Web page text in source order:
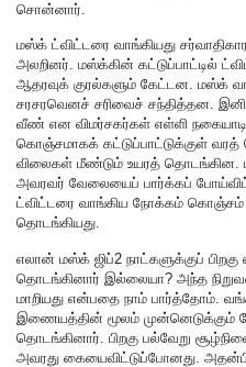
சொன்னார்.
மஸ்க் ட்விட்டரை வாங்கியது
அலறினர். மஸ்க்கின் கட்டுப்பாட்டில்
ஆதரவுக் குரல்களும் கேட்டன. மஸ்க்
சரசரவெனச் சரிவைச் சந்தித்தன.
வீண் என விமர்சகர்கள் எள்ளி
கொஞ்சமாகக் கட்டுப்பாட்டுக்குள் வரத்
விலைகள் மீண்டும் உயரத் தொடங்கின.
அவரவர் வேலையைப் பார்க்கப்
ட்விட்டரை வாங்கிய நோக்கம்
தொடங்கியது.
எலான் மஸ்க் ஜிப்2 நாட்களுக்குப்
தொடங்கினார் இல்லையா? அந்த
மாறியது என்பதை நாம் பார்த்தோம்.
இணையத்தின் மூலம் முன்னெடுக்கும்
தொடங்கினார். பிறகு பல்வேறு
அவரது கையைவிட்டுப்போனது.